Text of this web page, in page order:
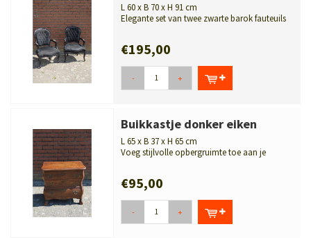
L 60 x B 70 x H 91 cm
Elegante set van twee zwarte barok fauteuils
€195,00
- +
Buikkastje donker eiken
L 65 x B 37 x H 65 cm
Voeg stijlvolle opbergruimte toe aan je
€95,00
- +